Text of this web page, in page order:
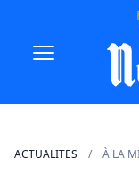
ACTUALITES À LA